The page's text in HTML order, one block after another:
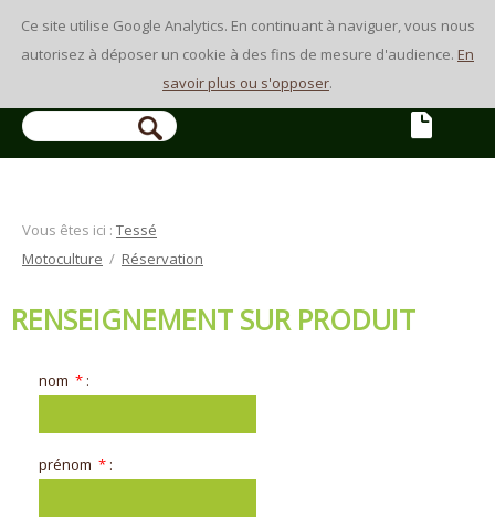
Ce site utilise Google Analytics. En continuant à naviguer, vous nous
autorisez à déposer un cookie à des fins de mesure d'audience. En
savoir plus ou s'opposer.
Vous êtes ici : Tessé
Motoculture / Réservation
RENSEIGNEMENT SUR PRODUIT
* :
* :